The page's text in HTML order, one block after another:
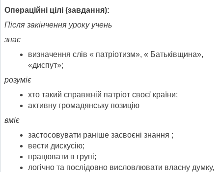
Операційні цілі (завдання):
Після закінчення уроку учень
знає
визначення слів « патріотизм», « Батьківщина»,
«диспут»;
розуміє
хто такий справжній патріот своєї країни;
активну громадянську позицію
вміє
застосовувати раніше засвоєні знання ;
вести дискусію;
працювати в групі;
логічно та послідовно висловлювати власну думку,